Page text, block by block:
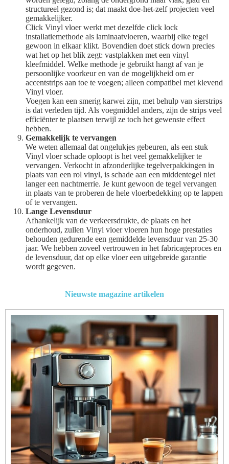
structureel gezond is; dat maakt doe-het-zelf projecten veel
gemakkelijker.
Click Vinyl vloer werkt met dezelfde click lock
installatiemethode als laminaatvloeren, waarbij elke tegel
gewoon in elkaar klikt. Bovendien doet stick down precies
wat het op het blik zegt: vastplakken met een vinyl
kleefmiddel. Welke methode je gebruikt hangt af van je
persoonlijke voorkeur en van de mogelijkheid om er
accentstrips aan toe te voegen; alleen compatibel met klevend
Vinyl vloer.
Voegen kan een smerig karwei zijn, met behulp van sierstrips
is dat verleden tijd. Als voegmiddel anders, zijn de strips veel
efficiënter te plaatsen terwijl ze toch het gewenste effect
hebben.
Gemakkelijk te vervangen
We weten allemaal dat ongelukjes gebeuren, als een stuk
Vinyl vloer schade oploopt is het veel gemakkelijker te
vervangen. Verkocht in afzonderlijke tegelverpakkingen in
plaats van een rol vinyl, is schade aan een middentegel niet
langer een nachtmerrie. Je kunt gewoon de tegel vervangen
in plaats van te proberen de hele vloerbedekking op te lappen
of te vervangen.
Lange Levensduur
Afhankelijk van de verkeersdrukte, de plaats en het
onderhoud, zullen Vinyl vloer vloeren hun hoge prestaties
behouden gedurende een gemiddelde levensduur van 25-30
jaar. We hebben zoveel vertrouwen in het fabricageproces en
de levensduur, dat op elke vloer een uitgebreide garantie
wordt gegeven.
Nieuwste magazine artikelen